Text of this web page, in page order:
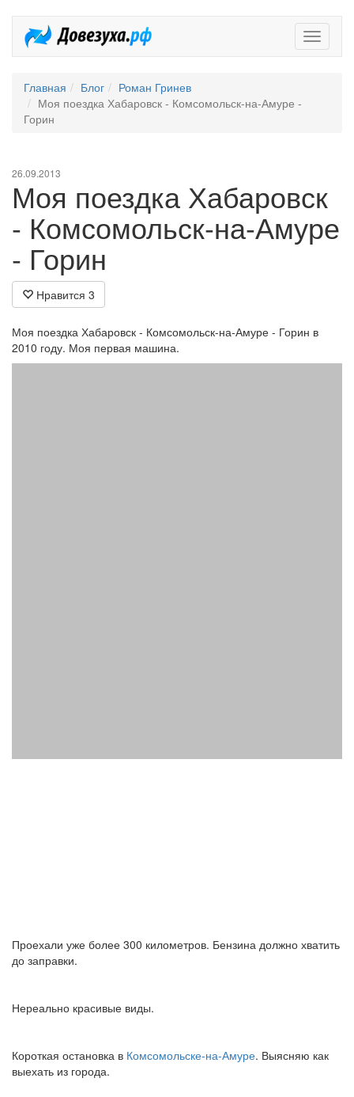
Главная Блог
Роман Гринев
Моя поездка Хабаровск - Комсомольск-на-Амуре -
Горин
26.09.2013
Моя поездка Хабаровск
- Комсомольск-на-Амуре
- Горин
Нравится 3
Моя поездка Хабаровск - Комсомольск-на-Амуре - Горин в
2010 году. Моя первая машина.
Проехали уже более 300 километров. Бензина должно хватить
до заправки.
Нереально красивые виды.
Короткая остановка в Комсомольске-на-Амуре. Выясняю как
выехать из города.